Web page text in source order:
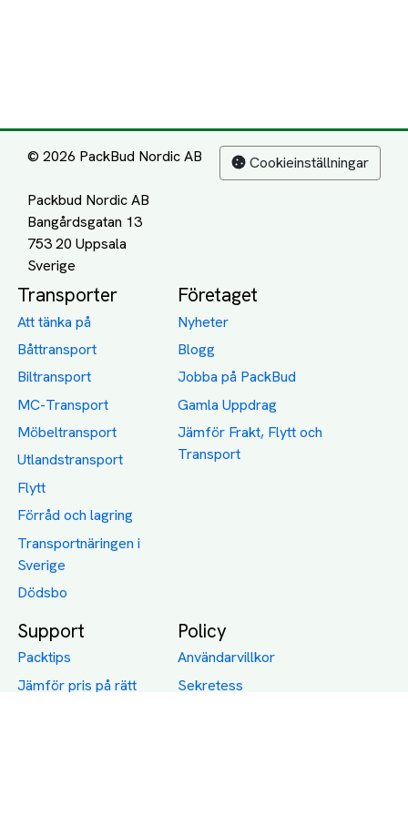
© 2026 PackBud Nordic AB
Packbud Nordic AB
Bangårdsgatan 13
753 20 Uppsala
Cookieinställningar
Transporter
Att tänka på
Båttransport
Biltransport
MC-Transport
Möbeltransport
Utlandstransport
Flytt
Förråd och lagring
Transportnäringen i
Sverige
Dödsbo
Företaget
Nyheter
Blogg
Jobba på PackBud
Gamla Uppdrag
Jämför Frakt, Flytt och
Transport
Support
Packtips
Jämför pris på rätt
Policy
Användarvillkor
Sekretess